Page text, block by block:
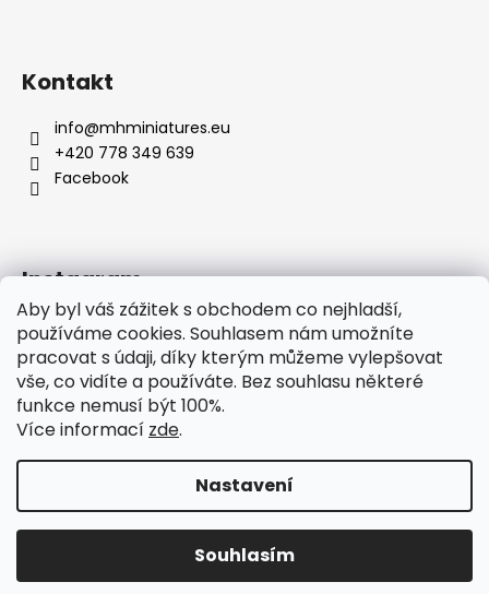
Aby byl váš zážitek s obchodem co nejhladší,
používáme cookies. Souhlasem nám umožníte
pracovat s údaji, díky kterým můžeme vylepšovat
vše, co vidíte a používáte. Bez souhlasu některé
funkce nemusí být 100%.
Více informací zde.
Nastavení
Souhlasím
Kontakt
info@mhminiatures.eu
+420 778 349 639
Facebook
Instagram
Komunita O Nás Klubovna Soutěže
Hodnocení zákazníků
Copyright 2026MH Miniatures. Všechna práva
Upravit nastavení cookies